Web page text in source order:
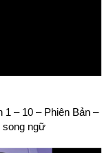
1 – 10 – Phiên Bản –
song ngữ